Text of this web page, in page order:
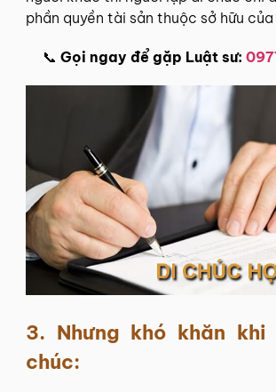
phần quyền tài sản thuộc sở hữu của
📞 Gọi ngay để gặp Luật sư:
3. Nhưng khó khăn
chúc: